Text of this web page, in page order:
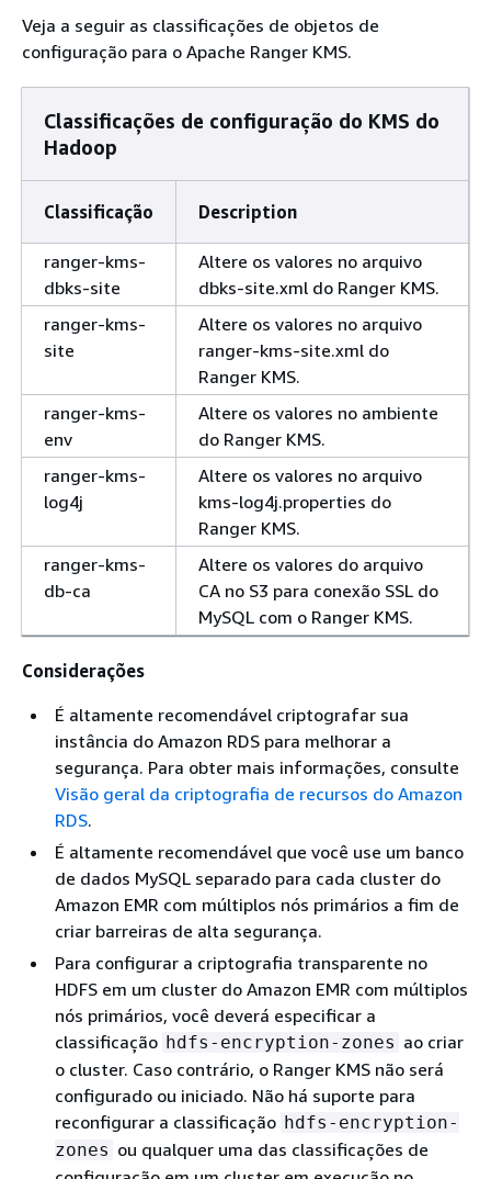
Veja a seguir as classificações de objetos de
configuração para o Apache Ranger KMS.
Classificações de configuração do KMS do
Hadoop
Classificação Description
ranger-kms-
dbks-site
Altere os valores no arquivo
dbks-site.xml do Ranger KMS.
ranger-kms-
site
Altere os valores no arquivo
ranger-kms-site.xml do
Ranger KMS.
ranger-kms-
env
Altere os valores no ambiente
do Ranger KMS.
ranger-kms-
log4j
Altere os valores no arquivo
kms-log4j.properties do
Ranger KMS.
ranger-kms-
db-ca
Altere os valores do arquivo
CA no S3 para conexão SSL do
MySQL com o Ranger KMS.
Considerações
É altamente recomendável criptografar sua
instância do Amazon RDS para melhorar a
segurança. Para obter mais informações, consulte
Visão geral da criptografia de recursos do Amazon
RDS.
É altamente recomendável que você use um banco
de dados MySQL separado para cada cluster do
Amazon EMR com múltiplos nós primários a fim de
criar barreiras de alta segurança.
Para configurar a criptografia transparente no
HDFS em um cluster do Amazon EMR com múltiplos
nós primários, você deverá especificar a
classificação hdfs-encryption-zones ao criar
o cluster. Caso contrário, o Ranger KMS não será
configurado ou iniciado. Não há suporte para
reconfigurar a classificação hdfs-encryption-
zones ou qualquer uma das classificações de